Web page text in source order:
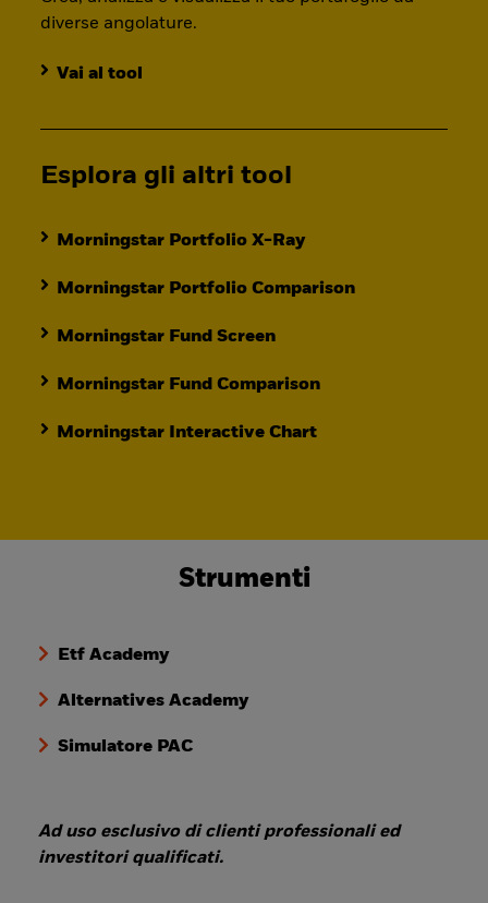
diverse angolature.
Vai al tool
Esplora gli altri tool
Morningstar Portfolio X-Ray
Morningstar Portfolio Comparison
Morningstar Fund Screen
Morningstar Fund Comparison
Morningstar Interactive Chart
Strumenti
Etf Academy
Alternatives Academy
Simulatore PAC
Ad uso esclusivo di clienti professionali ed
investitori qualificati.